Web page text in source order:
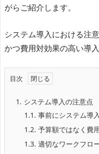
がらご紹介します。
システム導入における注
かつ費用対効果の高い導
目次
1. システム導入の注意点
1.1. 事前にシステム導
1.2. 予算額ではなく費
1.3. 適切なワークフロ